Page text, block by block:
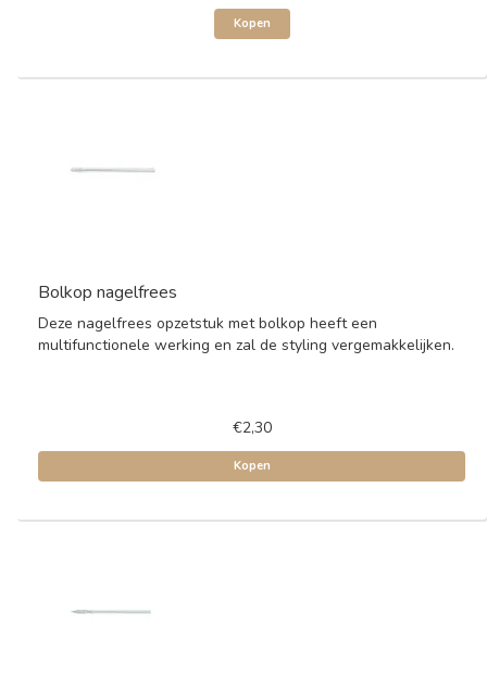
Kopen
Bolkop nagelfrees
Deze nagelfrees opzetstuk met bolkop heeft een
multifunctionele werking en zal de styling vergemakkelijken.
€2,30
Kopen